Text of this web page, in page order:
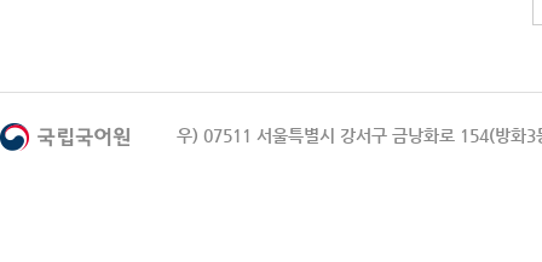
우) 07511 서울특별시 강서구 금낭화로 154(방화3